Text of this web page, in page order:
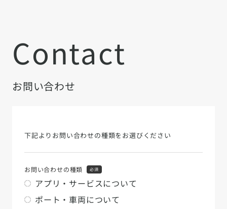
Contact
お問い合わせ
下記よりお問い合わせの種類をお選びください
お問い合わせの種類 必須
アプリ・サービスについて
ポート・車両について